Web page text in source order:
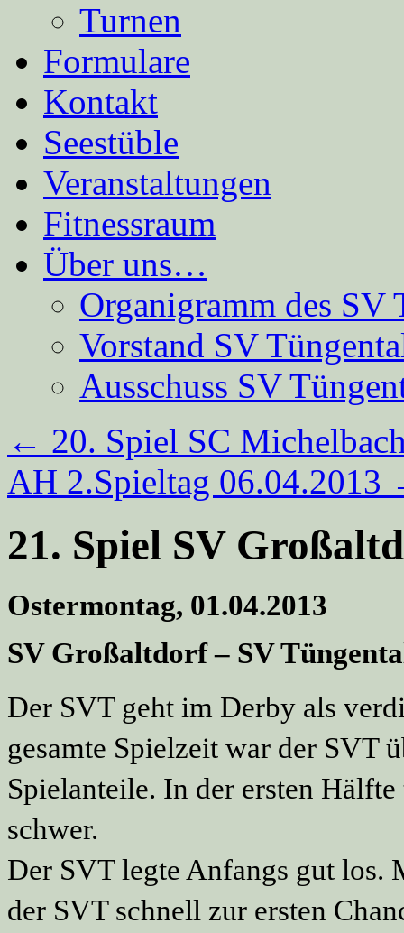
Turnen
Formulare
Kontakt
Seestüble
Veranstaltungen
Fitnessraum
Über uns…
Organigramm des SV
Vorstand SV
Ausschuss SV
← 20. Spiel SC
AH 2.Spieltag 06.04.2013
21. Spiel SV
Ostermontag, 01.04.2013
SV Großaltdorf – SV
Der SVT geht im Derby als
gesamte Spielzeit war der SVT
Spielanteile. In der ersten
schwer.
Der SVT legte Anfangs gut
der SVT schnell zur ersten